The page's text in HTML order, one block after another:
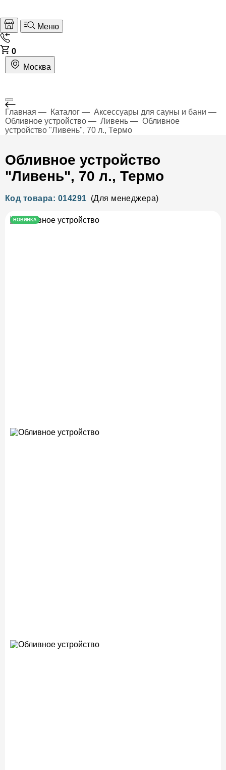
Меню
0
Москва
Главная Каталог
Аксессуары для сауны и бани
Обливное устройство
Ливень
Обливное
устройство "Ливень", 70 л., Термо
Обливное устройство
"Ливень", 70 л., Термо
Код товара: 014291 (Для менеджера)
НОВИНКА